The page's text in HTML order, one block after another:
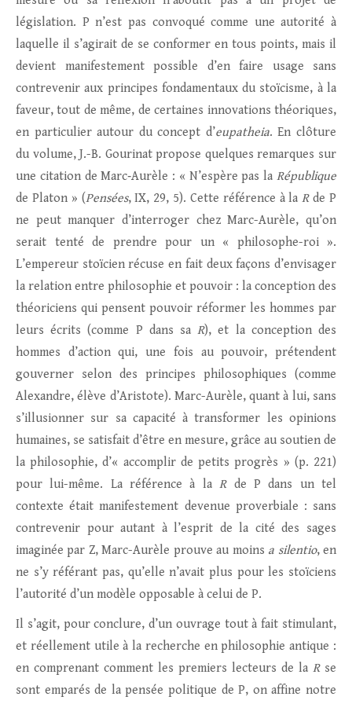
législation. P n’est pas convoqué comme une autorité à
laquelle il s’agirait de se conformer en tous points, mais il
devient manifestement possible d’en faire usage sans
contrevenir aux principes fondamentaux du stoïcisme, à la
faveur, tout de même, de certaines innovations théoriques,
en particulier autour du concept d’eupatheia. En clôture
du volume, J.-B. Gourinat propose quelques remarques sur
une citation de Marc‑Aurèle : « N’espère pas la République
de Platon » (Pensées, IX, 29, 5). Cette référence à laRde P
ne peut manquer d’interroger chez Marc-Aurèle, qu’on
serait tenté de prendre pour un « philosophe-roi ».
L’empereur stoïcien récuse en fait deux façons d’envisager
la relation entre philosophie et pouvoir : la conception des
théoriciens qui pensent pouvoir réformer les hommes par
leurs écrits (comme P dans saR), et la conception des
hommes d’action qui, une fois au pouvoir, prétendent
gouverner selon des principes philosophiques (comme
Alexandre, élève d’Aristote). Marc-Aurèle, quant à lui, sans
s’illusionner sur sa capacité à transformer les opinions
humaines, se satisfait d’être en mesure, grâce au soutien de
la philosophie, d’« accomplir de petits progrès » (p. 221)
pour lui-même. La référence à laRde P dans un tel
contexte était manifestement devenue proverbiale : sans
contrevenir pour autant à l’esprit de la cité des sages
imaginée par Z, Marc-Aurèle prouve au moins a silentio, en
ne s’y référant pas, qu’elle n’avait plus pour les stoïciens
l’autorité d’un modèle opposable à celui de P.
Il s’agit, pour conclure, d’un ouvrage tout à fait stimulant,
et réellement utile à la recherche en philosophie antique :
en comprenant comment les premiers lecteurs de la Rse
sont emparés de la pensée politique de P, on affine notre